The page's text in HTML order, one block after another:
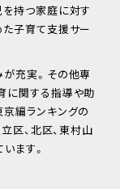
を持つ家庭に対す
子育て支援サー
が充実。その他専
に関する指導や助
編ランキングの
区、北区、東村山
ます。